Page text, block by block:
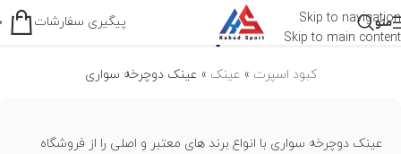
Skip to navigation
Skip to main content
منو پیگیری سفارشات
عینک دوچرخه سواری
کبود اسپرت » عینک » عینک دوچرخه سواری
عینک دوچرخه سواری با انواع برند های معتبر و اصلی را از فروشگاه